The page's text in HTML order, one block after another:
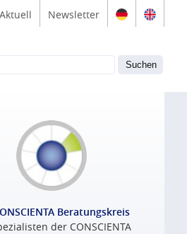
Aktuell Newsletter
Beratungskreis
der CONSCIENTA